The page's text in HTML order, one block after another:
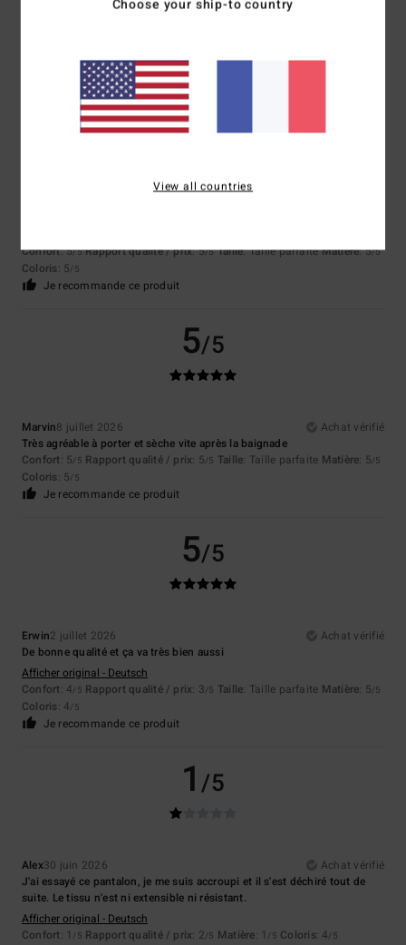
Je recommande ce produit
5 /5
Confort: 5/5 Rapport qualité / prix: 5/5 Taille: Taille parfaiteMatière: 5/5
Coloris: 5/5
Je recommande ce produit
5/5
Marvin8 juillet 2026
Achat vérifié
Très agréable à porter et sèche vite après la baignade
Confort: 5/5 Rapport qualité / prix: 5/5 Taille: Taille parfaite Matière: 5/5
Coloris: 5/5
Je recommande ce produit
5/5
Erwin2 juillet 2026
Achat vérifié
De bonne qualité et ça va très bien aussi
Afficher original - Deutsch
Confort: 4/5 Rapport qualité / prix: 3/5 Taille: Taille parfaite Matière: 5/5
Coloris: 4/5
Je recommande ce produit
1/5
Alex30 juin 2026
Achat vérifié
J'ai essayé ce pantalon, je me suis accroupi et il s'est déchiré tout de
suite. Le tissu n'est ni extensible ni résistant.
Afficher original - Deutsch
Confort: 1 /5 Rapport qualité / prix: 2/5 Matière: 1 /5 Coloris: 4/5
Choose your ship-to country
View all countries